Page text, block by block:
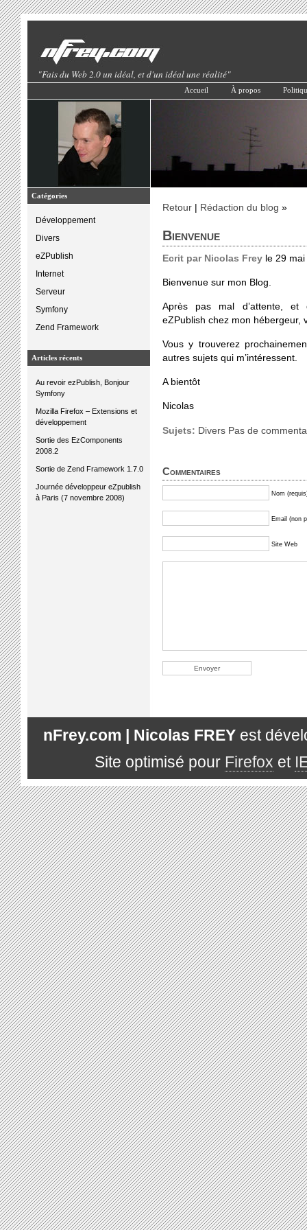
"Fais du Web 2.0 un idéal, et d'un idéal une réalité"
Accueil À propos
Catégories
Développement
Divers
eZPublish
Internet
Serveur
Symfony
Zend Framework
Articles récents
Au revoir ezPublish, Bonjour
Symfony
Mozilla Firefox – Extensions et
développement
Sortie des EzComponents
2008.2
Sortie de Zend Framework 1.7.0
Journée développeur eZpublish
à Paris (7 novembre 2008)
Retour Rédaction du blog »
Bienvenue
Ecrit par Nicolas Frey le 29
Bienvenue sur mon Blog.
Après pas mal d’attente, et
eZPublish chez mon hébergeur,
Vous y trouverez
autres sujets qui m’intéressent.
A bientôt
Nicolas
Sujets: Divers Pas de
Commentaires
Nom
Email (non
Site Web
nFrey.com | Nicolas FREYest
Site optimisé pour Firefox et